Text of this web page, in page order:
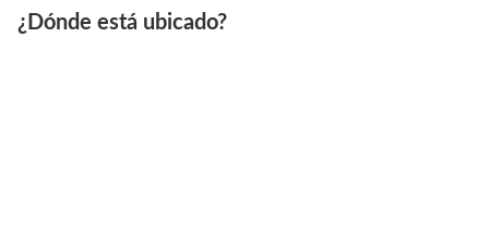
¿Dónde está ubicado?